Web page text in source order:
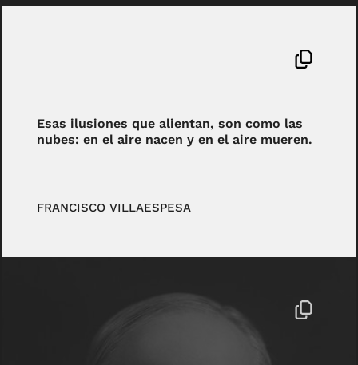
Esas ilusiones que alientan, son como las
nubes: en el aire nacen y en el aire mueren.
FRANCISCO VILLAESPESA